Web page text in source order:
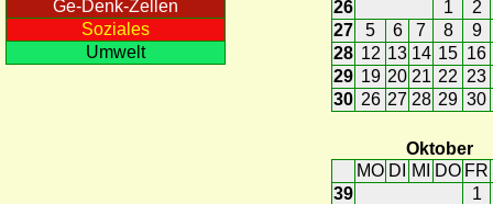
Ge-Denk-Zellen
Soziales
Umwelt
26
1
2
27
5 6 7 8
9
28 12 13 14 15 16
29 19 20 21 22 23
30 26 27 28 29 30
Oktober
MO DI MI DO FR
39
1